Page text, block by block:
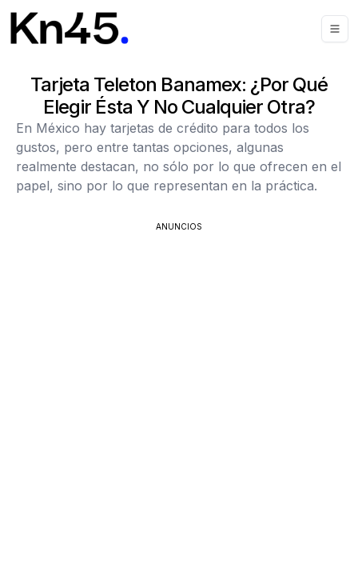
Tarjeta Teleton Banamex: ¿por Qué
Elegir Ésta Y No Cualquier Otra?
En México hay tarjetas de crédito para todos los
gustos, pero entre tantas opciones, algunas
realmente destacan, no sólo por lo que ofrecen en el
papel, sino por lo que representan en la práctica.
ANUNCIOS